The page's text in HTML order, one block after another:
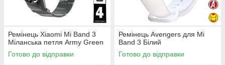
Ремінець Xiaomi Mi Band 3
Міланська петля Army Green
Готово до відправки
Ремінець Avengers для Mi
Band 3 Білий
Готово до відправки